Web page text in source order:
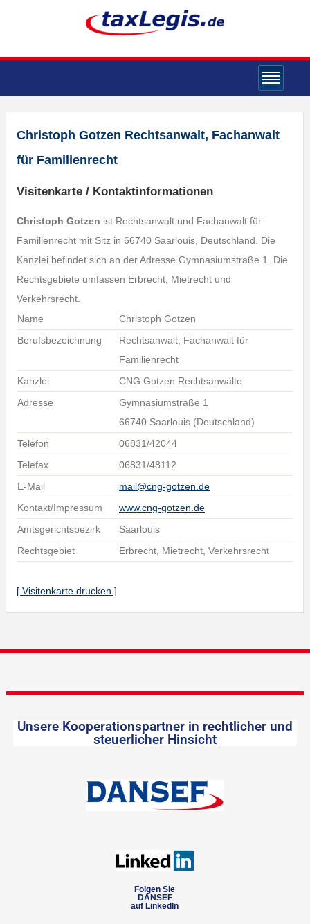
Christoph Gotzen Rechtsanwalt, Fachanwalt
für Familienrecht
Visitenkarte / Kontaktinformationen
Christoph Gotzen ist Rechtsanwalt und Fachanwalt für
Familienrecht mit Sitz in 66740 Saarlouis, Deutschland. Die
Kanzlei befindet sich an der Adresse Gymnasiumstraße 1. Die
Rechtsgebiete umfassen Erbrecht, Mietrecht und
Verkehrsrecht.
Name
Christoph Gotzen
Berufsbezeichnung
Rechtsanwalt, Fachanwalt für
Familienrecht
Kanzlei
CNG Gotzen Rechtsanwälte
Adresse
Gymnasiumstraße 1
66740 Saarlouis (Deutschland)
Telefon
06831/42044
Telefax
06831/48112
E-Mail
mail@cng-gotzen.de
Kontakt/Impressum
www.cng-gotzen.de
Amtsgerichtsbezirk
Saarlouis
Rechtsgebiet
Erbrecht, Mietrecht, Verkehrsrecht
[ Visitenkarte drucken ]
Unsere Kooperationspartner in rechtlicher und
steuerlicher Hinsicht
Folgen Sie
DANSEF
auf LinkedIn